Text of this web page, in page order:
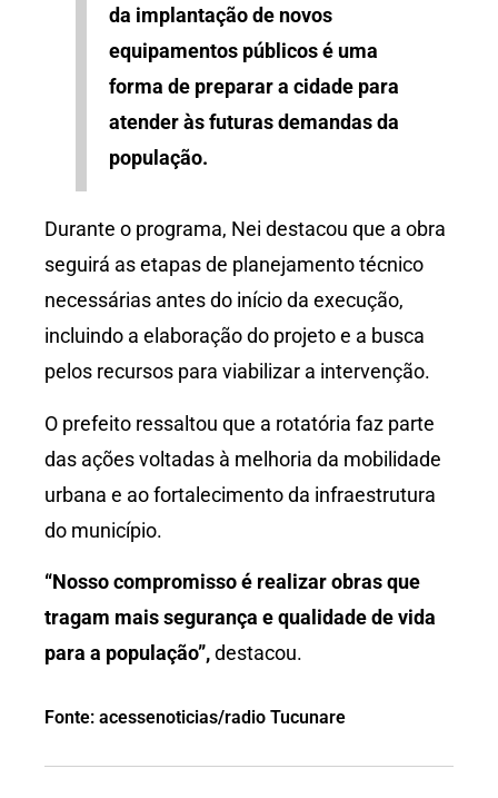
da implantação de novos
equipamentos públicos é uma
forma de preparar a cidade para
atender às futuras demandas da
população.
Durante o programa, Nei destacou que a obra
seguirá as etapas de planejamento técnico
necessárias antes do início da execução,
incluindo a elaboração do projeto e a busca
pelos recursos para viabilizar a intervenção.
O prefeito ressaltou que a rotatória faz parte
das ações voltadas à melhoria da mobilidade
urbana e ao fortalecimento da infraestrutura
do município.
“Nosso compromisso é realizar obras que
tragam mais segurança e qualidade de vida
para a população”,destacou.
Fonte: acessenoticias/radio Tucunare